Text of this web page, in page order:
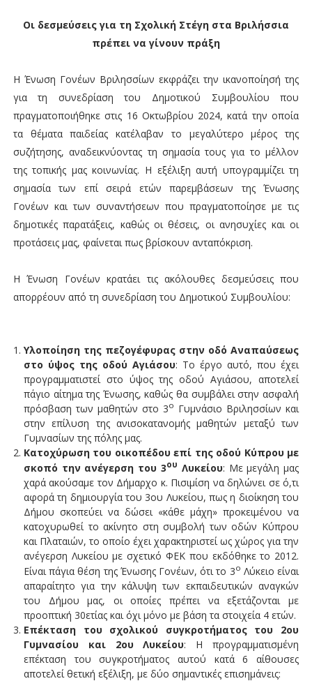
Οι δεσμεύσεις για τη Σχολική Στέγη στα Βριλήσσια
πρέπει να γίνουν πράξη
Η Ένωση Γονέων Βριλησσίων εκφράζει την ικανοποίησή της
για τη συνεδρίαση του Δημοτικού Συμβουλίου που
πραγματοποιήθηκε στις 16 Οκτωβρίου 2024, κατά την οποία
τα θέματα παιδείας κατέλαβαν το μεγαλύτερο μέρος της
συζήτησης, αναδεικνύοντας τη σημασία τους για το μέλλον
της τοπικής μας κοινωνίας. Η εξέλιξη αυτή υπογραμμίζει τη
σημασία των επί σειρά ετών παρεμβάσεων της Ένωσης
Γονέων και των συναντήσεων που πραγματοποίησε με τις
δημοτικές παρατάξεις, καθώς οι θέσεις, οι ανησυχίες και οι
προτάσεις μας, φαίνεται πως βρίσκουν ανταπόκριση.
Η Ένωση Γονέων κρατάει τις ακόλουθες δεσμεύσεις που
απορρέουν από τη συνεδρίαση του Δημοτικού Συμβουλίου:
Υλοποίηση της πεζογέφυρας στην οδό Αναπαύσεως
στο ύψος της οδού Αγιάσου: Το έργο αυτό, που έχει
προγραμματιστεί στο ύψος της οδού Αγιάσου, αποτελεί
πάγιο αίτημα της Ένωσης, καθώς θα συμβάλει στην ασφαλή
πρόσβαση των μαθητών στο 3ο Γυμνάσιο Βριλησσίων και
στην επίλυση της ανισοκατανομής μαθητών μεταξύ των
Γυμνασίων της πόλης μας.
Κατοχύρωση του οικοπέδου επί της οδού Κύπρου με
σκοπό την ανέγερση του 3ου Λυκείου: Με μεγάλη μας
χαρά ακούσαμε τον Δήμαρχο κ. Πισιμίση να δηλώνει σε ό,τι
αφορά τη δημιουργία του 3ου Λυκείου, πως η διοίκηση του
Δήμου σκοπεύει να δώσει «κάθε μάχη» προκειμένου να
κατοχυρωθεί το ακίνητο στη συμβολή των οδών Κύπρου
και Πλαταιών, το οποίο έχει χαρακτηριστεί ως χώρος για την
ανέγερση Λυκείου με σχετικό ΦΕΚ που εκδόθηκε το 2012.
Είναι πάγια θέση της Ένωσης Γονέων, ότι το 3ο Λύκειο είναι
απαραίτητο για την κάλυψη των εκπαιδευτικών αναγκών
του Δήμου μας, οι οποίες πρέπει να εξετάζονται με
προοπτική 30ετίας και όχι μόνο με βάση τα στοιχεία 4 ετών.
Επέκταση του σχολικού συγκροτήματος του 2ου
Γυμνασίου και 2ου Λυκείου: Η προγραμματισμένη
επέκταση του συγκροτήματος αυτού κατά 6 αίθουσες
αποτελεί θετική εξέλιξη, με δύο σημαντικές επισημάνεις: